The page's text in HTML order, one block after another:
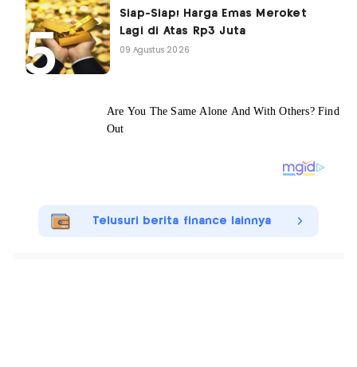
Siap-Siap! Harga Emas Meroket
Lagi di Atas Rp3 Juta
09 Agustus 2026
Telusuri berita finance lainnya